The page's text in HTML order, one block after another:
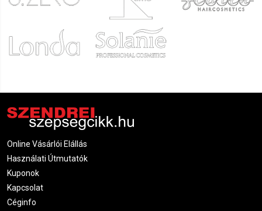
Online Vásárlói Elállás
Használati Útmutatók
Kuponok
Kapcsolat
Céginfo